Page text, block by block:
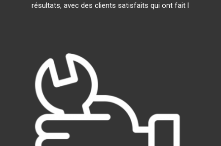
résultats, avec des clients satisfaits qui ont fait l